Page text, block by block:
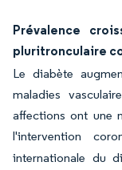
Prévalence
pluritronculaire
Le diabète
maladies
affections ont une
l'intervention
internationale du